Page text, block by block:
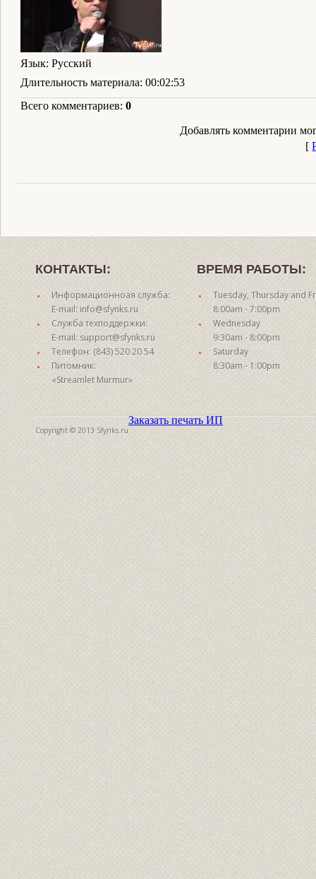
Язык: Русский
Длительность материала: 00:02:53
Всего комментариев: 0
Добавлять комментарии
[
КОНТАКТЫ:
Информационноая служба:
E-mail: info@sfynks.ru
Служба техподдержки:
E-mail: support@sfynks.ru
Телефон: (843) 520 20 54
Питомник:
«Streamlet Murmur»
ВРЕМЯ РАБОТЫ:
Tuesday, Thursday and
8:00am - 7:00pm
Wednesday
9:30am - 8:00pm
Saturday
8:30am - 1:00pm
Copyright © 2013 Sfynks.ru
Заказать печать ИП